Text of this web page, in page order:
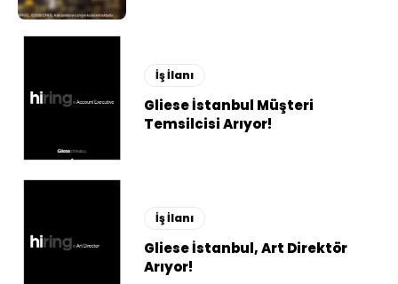
İş İlanı
Gliese İstanbul Müşteri
Temsilcisi Arıyor!
İş İlanı
Gliese İstanbul, Art Direktör
Arıyor!